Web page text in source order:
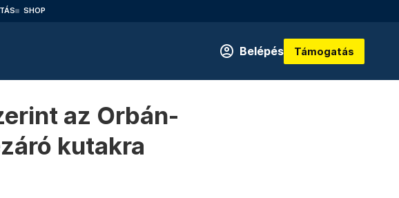
SHOP
Belépés Támogatás
az Orbán-
kutakra